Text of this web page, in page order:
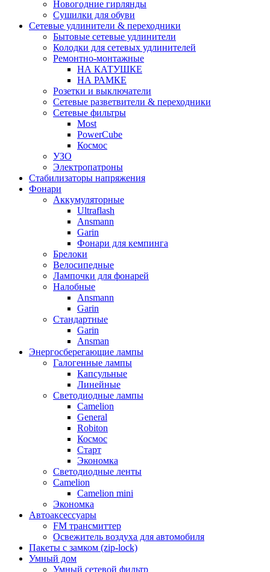
Новогодние гирлянды
Сушилки для обуви
Сетевые удлинители & переходники
Бытовые сетевые удлинители
Колодки для сетевых удлинителей
Ремонтно-монтажные
НА КАТУШКЕ
НА РАМКЕ
Розетки и выключатели
Сетевые разветвители & переходники
Сетевые фильтры
Most
PowerCube
Космос
УЗО
Электропатроны
Стабилизаторы напряжения
Фонари
Аккумуляторные
Ultraflash
Ansmann
Garin
Фонари для кемпинга
Брелоки
Велосипедные
Лампочки для фонарей
Налобные
Ansmann
Garin
Стандартные
Garin
Ansman
Энергосберегающие лампы
Галогенные лампы
Капсульные
Линейные
Светодиодные лампы
Camelion
General
Robiton
Космос
Старт
Экономка
Светодиодные ленты
Camelion
Camelion mini
Экономка
Автоаксессуары
FM трансмиттер
Освежитель воздуха для автомобиля
Пакеты с замком (zip-lock)
Умный дом
Умный сетевой фильтр